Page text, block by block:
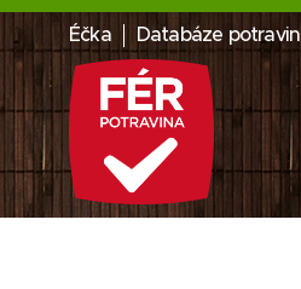
Éčka Databáze potravin